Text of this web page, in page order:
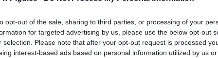
opt-out of the sale, sharing to third parties, or processing of your
for targeted advertising by us, please use the below opt-out
selection. Please note that after your opt-out request is processed
interest-based ads based on personal information utilized by us
dostać nie wychodząc z domu – wystarczy zejść do
pożarowe i nie mogą być przechowywane w budynkach